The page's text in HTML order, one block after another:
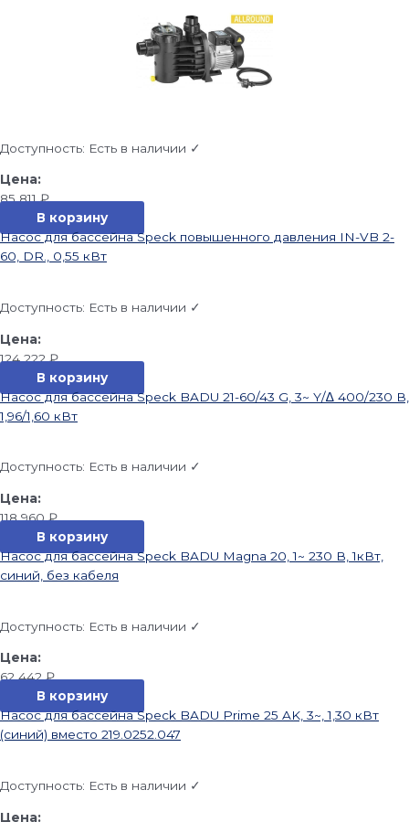
Доступность: Есть в наличии ✓
85 811₽
В корзину
Насос для бассейна Speck повышенного давления IN-VB 2-
60, DR., 0,55 кВт
Доступность: Есть в наличии ✓
124 222₽
В корзину
Насос для бассейна Speck BADU 21-60/43 G, 3~ Y/∆ 400/230 В,
1,96/1,60 кВт
Доступность: Есть в наличии ✓
118 960₽
В корзину
Насос для бассейна Speck BADU Magna 20, 1~ 230 В, 1кВт,
синий, без кабеля
Доступность: Есть в наличии ✓
62 442₽
В корзину
Насос для бассейна Speck BADU Prime 25 AK, 3~, 1,30 кВт
(синий) вместо 219.0252.047
Доступность: Есть в наличии ✓